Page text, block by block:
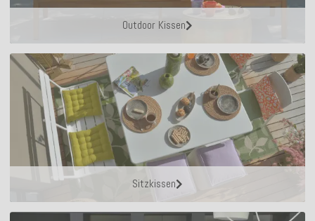
Outdoor Kissen
Sitzkissen